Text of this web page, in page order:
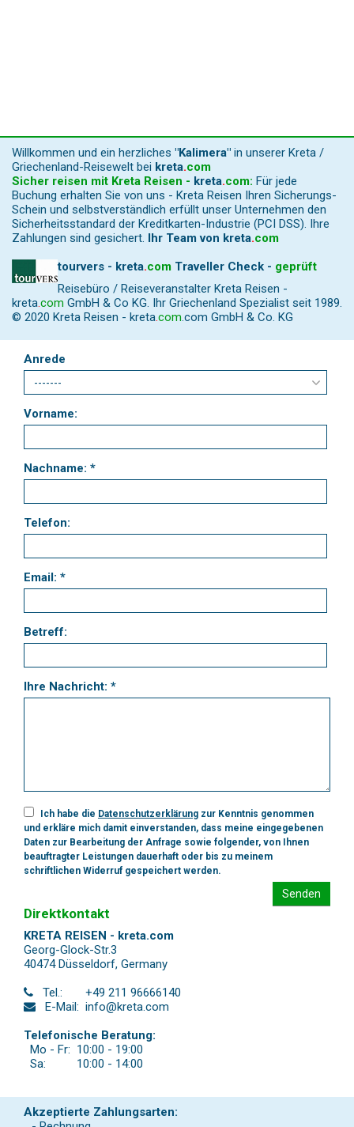
Willkommen und ein herzliches "Kalimera" in unserer Kreta /
Griechenland-Reisewelt bei kreta.com
Sicher reisen mit Kreta Reisen - kreta.com: Für jede
Buchung erhalten Sie von uns - Kreta Reisen Ihren Sicherungs-
Schein und selbstverständlich erfüllt unser Unternehmen den
Sicherheitsstandard der Kreditkarten-Industrie (PCI DSS). Ihre
Zahlungen sind gesichert.
Ihr Team von kreta.com
tourvers - kreta.com Traveller Check - geprüft
Reisebüro / Reiseveranstalter Kreta Reisen -
kreta.com GmbH & Co KG. Ihr Griechenland Spezialist seit 1989.
© 2020 Kreta Reisen - kreta.com.com GmbH & Co. KG
Anrede
Vorname:
Nachname: *
Telefon:
Email: *
Betreff:
Ihre Nachricht: *
Ich habe die Datenschutzerklärung zur Kenntnis genommen
und erkläre mich damit einverstanden, dass meine eingegebenen
Daten zur Bearbeitung der Anfrage sowie folgender, von Ihnen
beauftragter Leistungen dauerhaft oder bis zu meinem
schriftlichen Widerruf gespeichert werden.
Senden
Direktkontakt
KRETA REISEN - kreta.com
Georg-Glock-Str.3
40474 Düsseldorf, Germany
Tel.:
+49 211 96666140
E-Mail: info@kreta.com
Telefonische Beratung:
Mo - Fr: 10:00 - 19:00
Sa:
10:00 - 14:00
Akzeptierte Zahlungsarten: